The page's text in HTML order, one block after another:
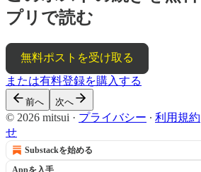
プリで読む
無料ポストを受け取る
または有料登録を購入する
前へ 次へ
© 2026 mitsui · プライバシー ∙ 利用規約
せ
Substackを始める
Appを入手